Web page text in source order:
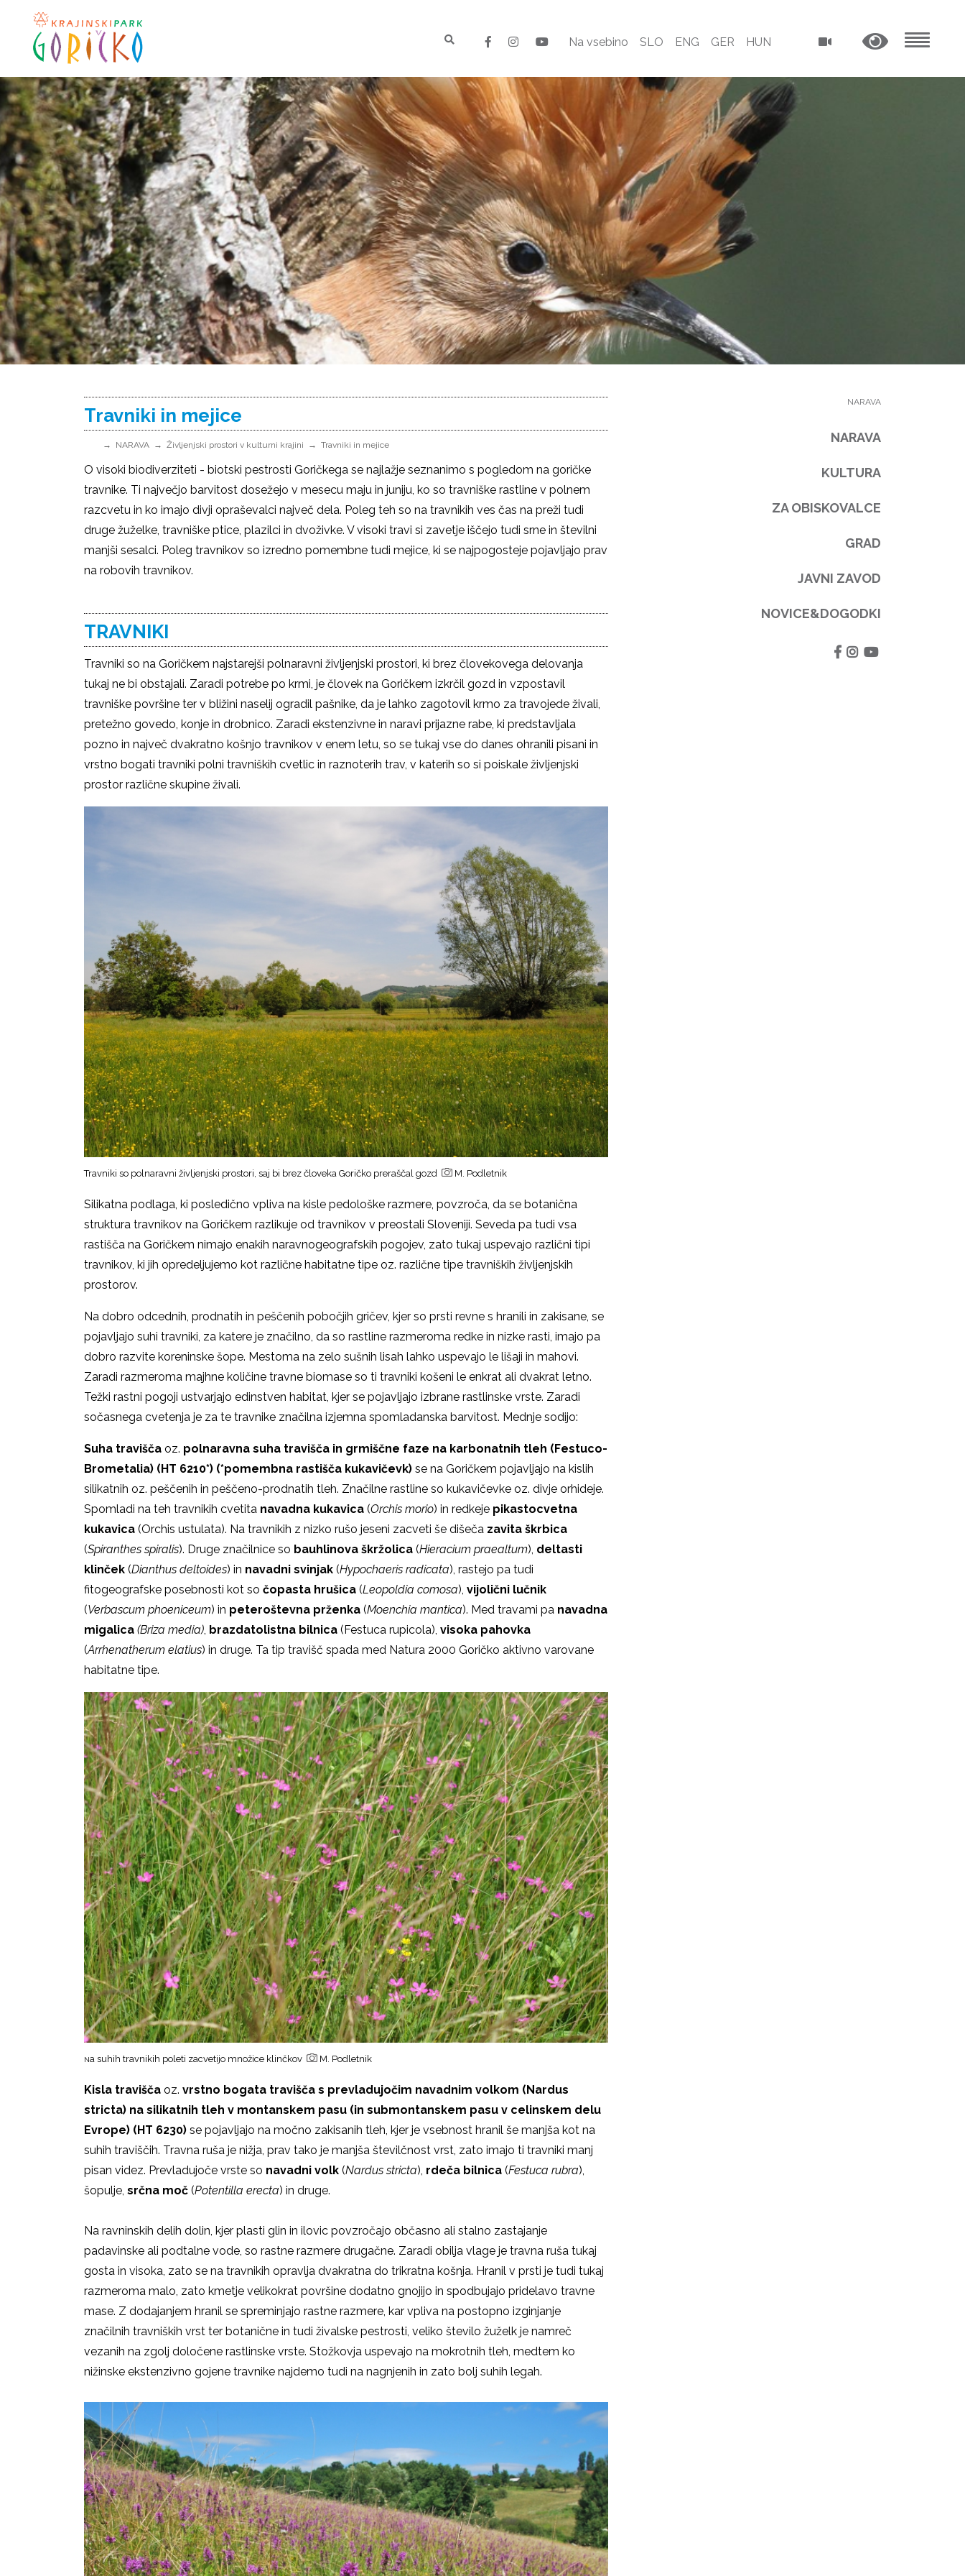
Na vsebino SLO ENG GER HUN
Travniki in mejice
NARAVA Življenjski prostori v kulturni krajini Travniki in mejice
O visoki biodiverziteti - biotski pestrosti Goričkega se najlažje seznanimo s pogledom na goričke
travnike. Ti največjo barvitost dosežejo v mesecu maju in juniju, ko so travniške rastline v polnem
razcvetu in ko imajo divji opraševalci največ dela. Poleg teh so na travnikih ves čas na preži tudi
druge žuželke, travniške ptice, plazilci in dvoživke. V visoki travi si zavetje iščejo tudi srne in številni
manjši sesalci. Poleg travnikov so izredno pomembne tudi mejice, ki se najpogosteje pojavljajo prav
na robovih travnikov.
TRAVNIKI
Travniki so na Goričkem najstarejši polnaravni življenjski prostori, ki brez človekovega delovanja
tukaj ne bi obstajali. Zaradi potrebe po krmi, je človek na Goričkem izkrčil gozd in vzpostavil
travniške površine ter v bližini naselij ogradil pašnike, da je lahko zagotovil krmo za travojede živali,
pretežno govedo, konje in drobnico. Zaradi ekstenzivne in naravi prijazne rabe, ki predstavljala
pozno in največ dvakratno košnjo travnikov v enem letu, so se tukaj vse do danes ohranili pisani in
vrstno bogati travniki polni travniških cvetlic in raznoterih trav, v katerih so si poiskale življenjski
prostor različne skupine živali.
Travniki so polnaravni življenjski prostori, saj bi brez človeka Goričko preraščal gozd M. Podletnik
Silikatna podlaga, ki posledično vpliva na kisle pedološke razmere, povzroča, da se botanična
struktura travnikov na Goričkem razlikuje od travnikov v preostali Sloveniji. Seveda pa tudi vsa
rastišča na Goričkem nimajo enakih naravnogeografskih pogojev, zato tukaj uspevajo različni tipi
travnikov, ki jih opredeljujemo kot različne habitatne tipe oz. različne tipe travniških življenjskih
prostorov.
Na dobro odcednih, prodnatih in peščenih pobočjih gričev, kjer so prsti revne s hranili in zakisane, se
pojavljajo suhi travniki, za katere je značilno, da so rastline razmeroma redke in nizke rasti, imajo pa
dobro razvite koreninske šope. Mestoma na zelo sušnih lisah lahko uspevajo le lišaji in mahovi.
Zaradi razmeroma majhne količine travne biomase so ti travniki košeni le enkrat ali dvakrat letno.
Težki rastni pogoji ustvarjajo edinstven habitat, kjer se pojavljajo izbrane rastlinske vrste. Zaradi
sočasnega cvetenja je za te travnike značilna izjemna spomladanska barvitost. Mednje sodijo:
Suha travišča oz. polnaravna suha travišča in grmiščne faze na karbonatnih tleh (Festuco-
Brometalia) (HT 6210*) (*pomembna rastišča kukavičevk) se na Goričkem pojavljajo na kislih
silikatnih oz. peščenih in peščeno-prodnatih tleh. Značilne rastline so kukavičevke oz. divje orhideje.
Spomladi na teh travnikih cvetita navadna kukavica (Orchis morio) in redkeje pikastocvetna
kukavica (Orchis ustulata). Na travnikih z nizko rušo jeseni zacveti še dišeča zavita škrbica
(Spiranthes spiralis). Druge značilnice so bauhlinova škržolica (Hieracium praealtum), deltasti
klinček (Dianthus deltoides) in navadni svinjak (Hypochaeris radicata), rastejo pa tudi
fitogeografske posebnosti kot so čopasta hrušica (Leopoldia comosa), vijolični lučnik
(Verbascum phoeniceum) in peteroštevna prženka (Moenchia mantica). Med travami pa navadna
migalica (Briza media), brazdatolistna bilnica (Festuca rupicola), visoka pahovka
(Arrhenatherum elatius) in druge. Ta tip travišč spada med Natura 2000 Goričko aktivno varovane
habitatne tipe.
Na suhih travnikih poleti zacvetijo množice klinčkov M. Podletnik
Kisla travišča oz. vrstno bogata travišča s prevladujočim navadnim volkom (Nardus
stricta) na silikatnih tleh v montanskem pasu (in submontanskem pasu v celinskem delu
Evrope) (HT 6230) se pojavljajo na močno zakisanih tleh, kjer je vsebnost hranil še manjša kot na
suhih traviščih. Travna ruša je nižja, prav tako je manjša številčnost vrst, zato imajo ti travniki manj
pisan videz. Prevladujoče vrste so navadni volk (Nardus stricta), rdeča bilnica (Festuca rubra),
šopulje, srčna moč (Potentilla erecta) in druge.
Na ravninskih delih dolin, kjer plasti glin in ilovic povzročajo občasno ali stalno zastajanje
padavinske ali podtalne vode, so rastne razmere drugačne. Zaradi obilja vlage je travna ruša tukaj
gosta in visoka, zato se na travnikih opravlja dvakratna do trikratna košnja. Hranil v prsti je tudi tukaj
razmeroma malo, zato kmetje velikokrat površine dodatno gnojijo in spodbujajo pridelavo travne
mase. Z dodajanjem hranil se spreminjajo rastne razmere, kar vpliva na postopno izginjanje
značilnih travniških vrst ter botanične in tudi živalske pestrosti, veliko število žuželk je namreč
vezanih na zgolj določene rastlinske vrste. Stožkovja uspevajo na mokrotnih tleh, medtem ko
nižinske ekstenzivno gojene travnike najdemo tudi na nagnjenih in zato bolj suhih legah.
NARAVA
NARAVA
KULTURA
ZA OBISKOVALCE
GRAD
JAVNI ZAVOD
NOVICE&DOGODKI